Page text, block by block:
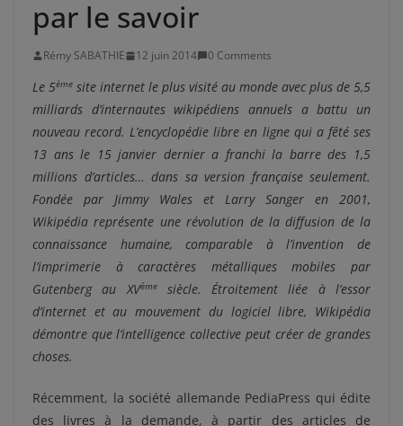
par le savoir
Rémy SABATHIE 12 juin 2014 0 Comments
Le 5ème site internet le plus visité au monde avec plus de 5,5
milliards d’internautes wikipédiens annuels a battu un
nouveau record. L’encyclopédie libre en ligne qui a fêté ses
13 ans le 15 janvier dernier a franchi la barre des 1,5
millions d’articles… dans sa version française seulement.
Fondée par Jimmy Wales et Larry Sanger en 2001,
Wikipédia représente une révolution de la diffusion de la
connaissance humaine, comparable à l’invention de
l’imprimerie à caractères métalliques mobiles par
Gutenberg au XVèmesiècle. Étroitement liée à l’essor
d’internet et au mouvement du logiciel libre, Wikipédia
démontre que l’intelligence collective peut créer de grandes
choses.
Récemment, la société allemande PediaPress qui édite
des livres à la demande, à partir des articles de